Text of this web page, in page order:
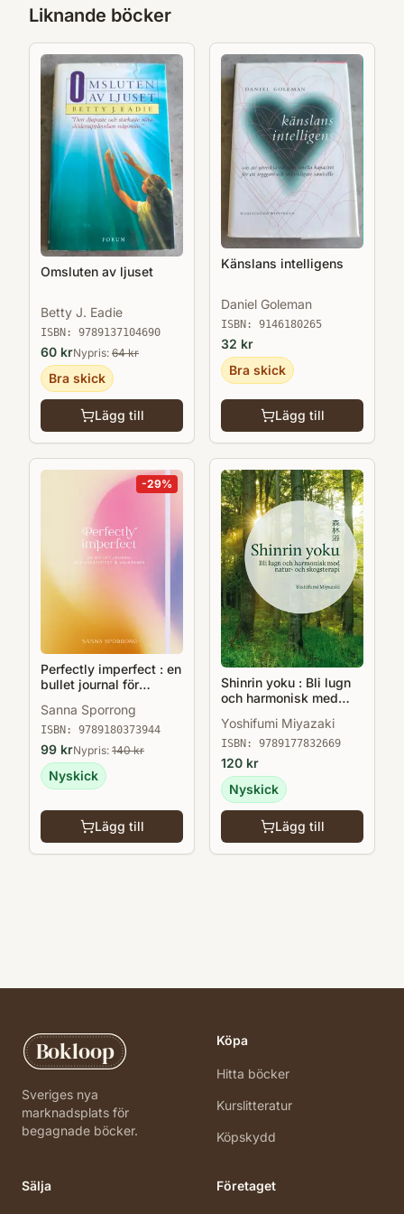
Liknande böcker
Omsluten av ljuset
Betty J. Eadie
ISBN: 9789137104690
60 krNypris: 64kr
Bra skick
Lägg till
Känslans intelligens
Daniel Goleman
ISBN: 9146180265
32 kr
Bra skick
Lägg till
-29%
Perfectly imperfect : en
bullet journal för
Sanna Sporrong
ISBN: 9789180373944
99 krNypris: 140kr
Nyskick
Lägg till
Shinrin yoku : Bli lugn
och harmonisk med
Yoshifumi Miyazaki
ISBN: 9789177832669
120 kr
Nyskick
Lägg till
Bokloop
Sveriges nya
marknadsplats för
begagnade böcker.
Köpa
Hitta böcker
Kurslitteratur
Köpskydd
Sälja Företaget